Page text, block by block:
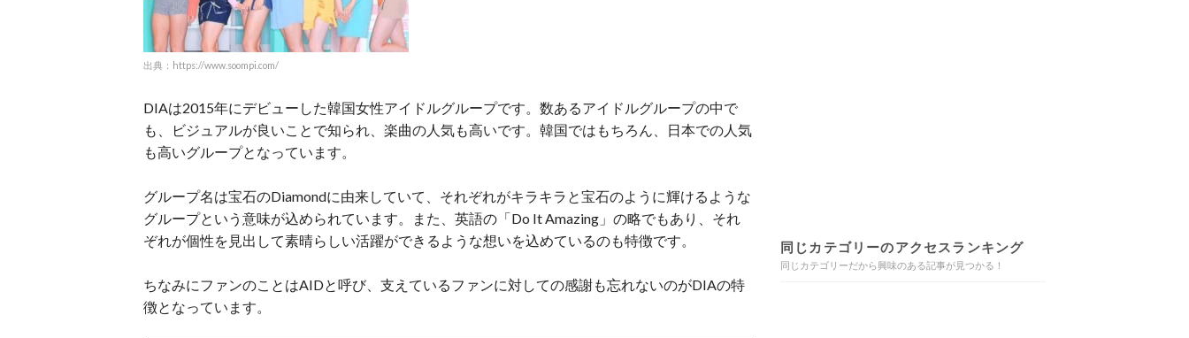
出典：https://www.soompi.com/
DIAは2015年にデビューした韓国女性アイドルグループです。数あるアイドルグループの中で
も、ビジュアルが良いことで知られ、楽曲の人気も高いです。韓国ではもちろん、日本での人気
も高いグループとなっています。
グループ名は宝石のDiamondに由来していて、それぞれがキラキラと宝石のように輝けるような
グループという意味が込められています。また、英語の「Do It Amazing」の略でもあり、それ
ぞれが個性を見出して素晴らしい活躍ができるような想いを込めているのも特徴です。
ちなみにファンのことはAIDと呼び、支えているファンに対しての感謝も忘れないのがDIAの特
徴となっています。
同じカテゴリーのアクセスランキング
同じカテゴリーだから興味のある記事が見つかる！